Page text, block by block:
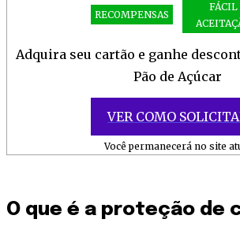
RECOMPENSAS
FÁCIL
Adquira seu cartão e ganhe
Pão de Açúcar
VER COMO
Você permanecerá no site
O que é a proteção de